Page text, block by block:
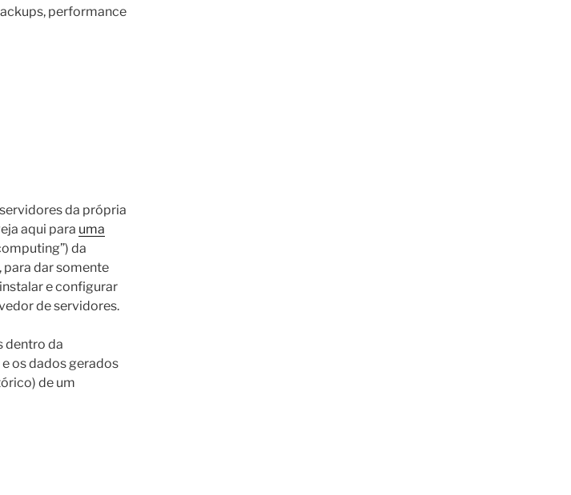
performance
da própria
aqui para uma
da
para dar somente
e configurar
de servidores.
dentro da
os dados gerados
de um